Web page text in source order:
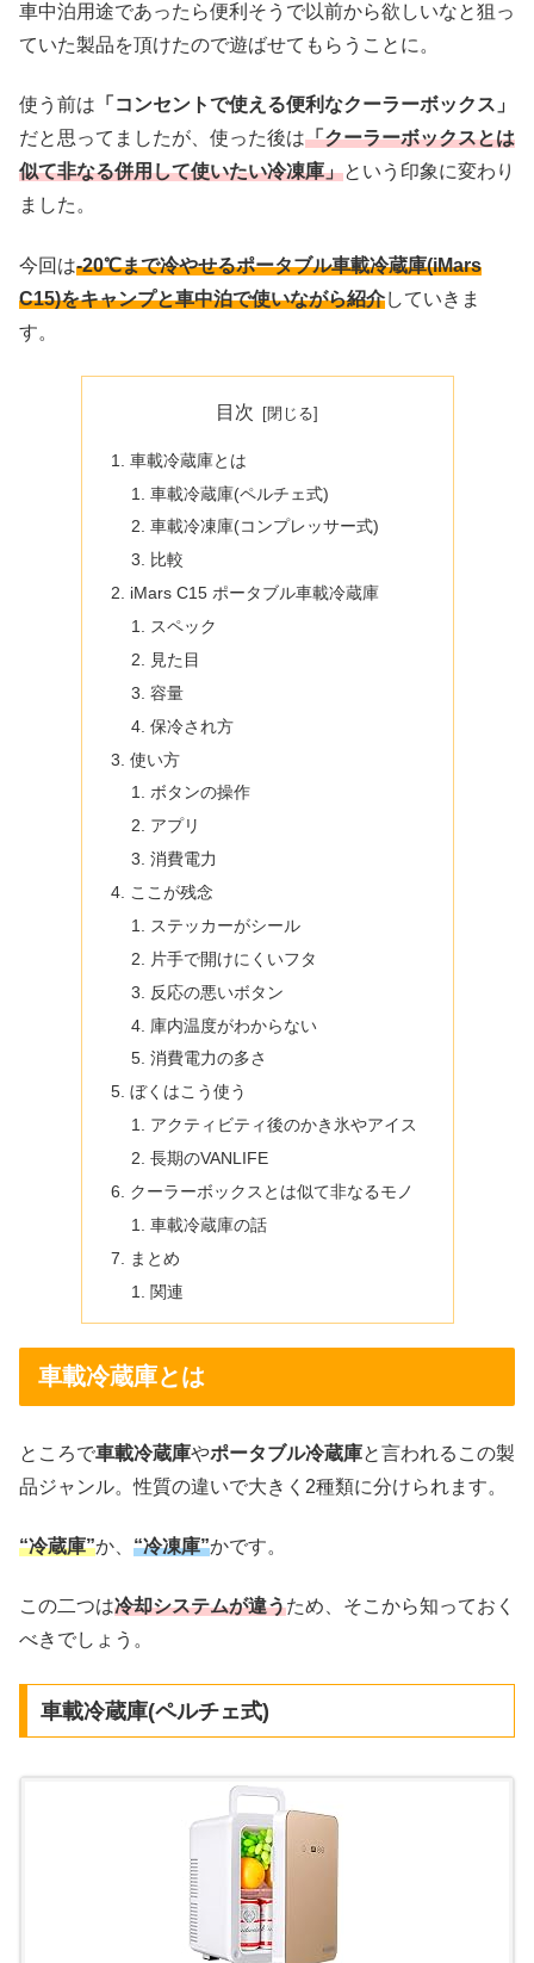
車中泊用途であったら便利そうで以前から欲しいなと狙っ
ていた製品を頂けたので遊ばせてもらうことに。
使う前は 「コンセントで使える便利なクーラーボックス」
だと思ってましたが、使った後は「クーラーボックスとは
似て非なる併用して使いたい冷凍庫」という印象に変わり
ました。
今回は-20℃まで冷やせるポータブル車載冷蔵庫(iMars
C15)をキャンプと車中泊で使いながら紹介していきま
す。
目次
車載冷蔵庫とは
車載冷蔵庫(ペルチェ式)
車載冷凍庫(コンプレッサー式)
比較
iMars C15 ポータブル車載冷蔵庫
スペック
見た目
容量
保冷され方
使い方
ボタンの操作
アプリ
消費電力
ここが残念
ステッカーがシール
片手で開けにくいフタ
反応の悪いボタン
庫内温度がわからない
消費電力の多さ
ぼくはこう使う
アクティビティ後のかき氷やアイス
長期のVANLIFE
クーラーボックスとは似て非なるモノ
車載冷蔵庫の話
まとめ
関連
車載冷蔵庫とは
ところで車載冷蔵庫やポータブル冷蔵庫と言われるこの製
品ジャンル。性質の違いで大きく2種類に分けられます。
“冷蔵庫”か、 “冷凍庫”かです。
この二つは冷却システムが違うため、そこから知っておく
べきでしょう。
車載冷蔵庫(ペルチェ式)